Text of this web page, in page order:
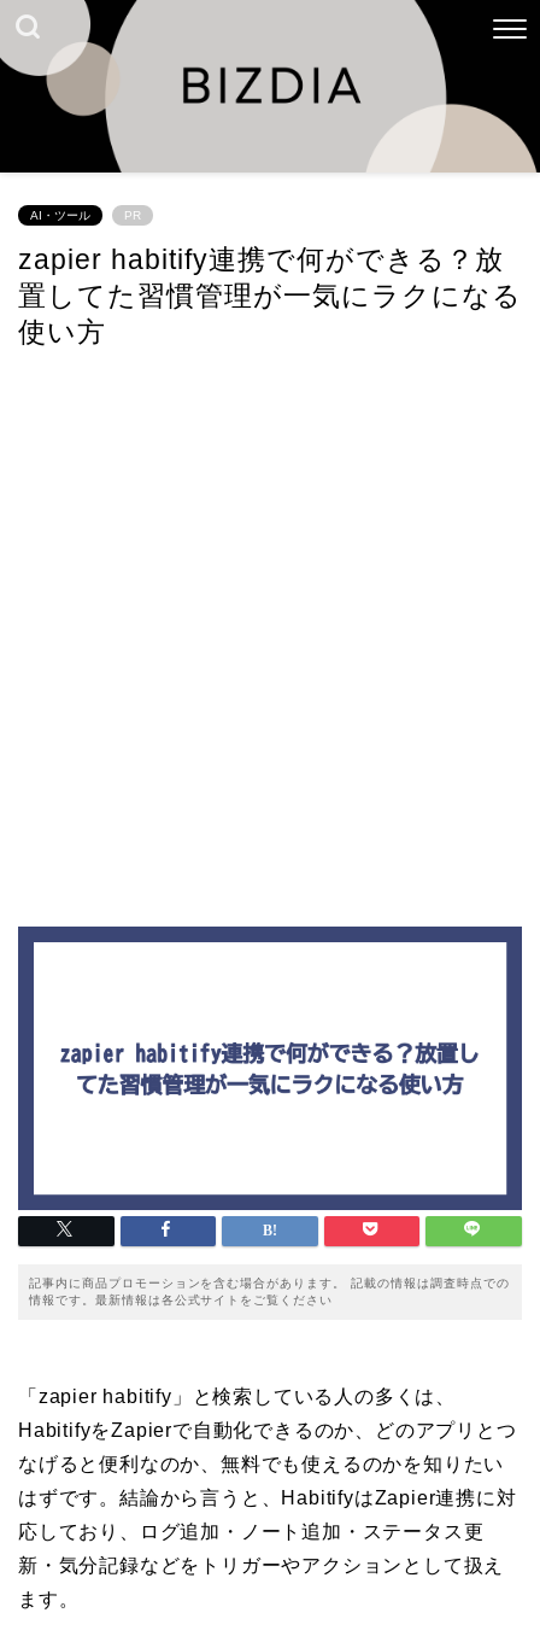
AI・ツール PR
zapier habitify連携で何ができる？放
置してた習慣管理が一気にラクになる
使い方
記事内に商品プロモーションを含む場合があります。 記載の情報は調査時点での
情報です。最新情報は各公式サイトをご覧ください
「zapier habitify」と検索している人の多くは、
HabitifyをZapierで自動化できるのか、どのアプリとつ
なげると便利なのか、無料でも使えるのかを知りたい
はずです。結論から言うと、HabitifyはZapier連携に対
応しており、ログ追加・ノート追加・ステータス更
新・気分記録などをトリガーやアクションとして扱え
ます。